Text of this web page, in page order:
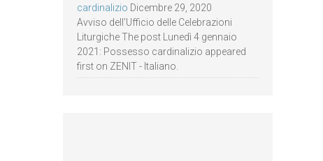
cardinalizio Dicembre 29, 2020
Avviso dell’Ufficio delle Celebrazioni
Liturgiche The post Lunedì 4 gennaio
2021: Possesso cardinalizio appeared
first on ZENIT - Italiano.